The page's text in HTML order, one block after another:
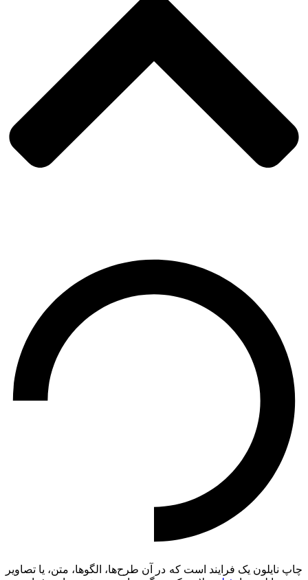
چاپ نایلون یک فرایند است که در آن طرح‌ها، الگوها، متن، یا تصاویر